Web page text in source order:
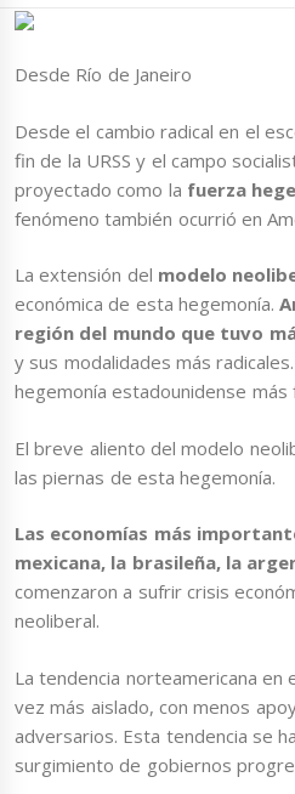
Desde Río de Janeiro
Desde el cambio radical en el
fin de la URSS y el campo
proyectado como la fuerza
fenómeno también ocurrió en
La extensión del modelo
económica de esta hegemonía.
región del mundo que tuvo
y sus modalidades más
hegemonía estadounidense
El breve aliento del modelo
las piernas de esta hegemonía.
Las economías más
mexicana, la brasileña, la
comenzaron a sufrir crisis
neoliberal.
La tendencia norteamericana en
vez más aislado, con menos
adversarios. Esta tendencia se
surgimiento de gobiernos